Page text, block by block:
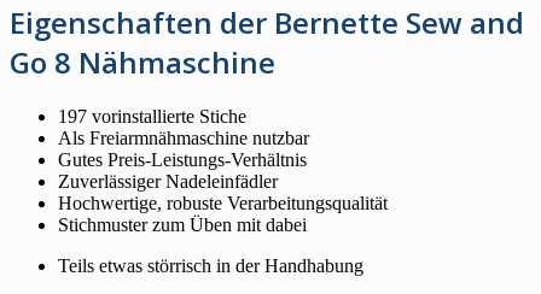
Eigenschaften der Bernette Sew and
Go 8 Nähmaschine
197 vorinstallierte Stiche
Als Freiarmnähmaschine nutzbar
Gutes Preis-Leistungs-Verhältnis
Zuverlässiger Nadeleinfädler
Hochwertige, robuste Verarbeitungsqualität
Stichmuster zum Üben mit dabei
Teils etwas störrisch in der Handhabung